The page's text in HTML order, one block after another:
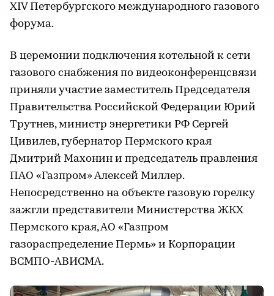
XIV Петербургского международного газового
форума.
В церемонии подключения котельной к сети
газового снабжения по видеоконференцсвязи
приняли участие заместитель Председателя
Правительства Российской Федерации Юрий
Трутнев, министр энергетики РФ Сергей
Цивилев, губернатор Пермского края
Дмитрий Махонин и председатель правления
ПАО «Газпром» Алексей Миллер.
Непосредственно на объекте газовую горелку
зажгли представители Министерства ЖКХ
Пермского края, АО «Газпром
газораспределение Пермь» и Корпорации
ВСМПО-АВИСМА.